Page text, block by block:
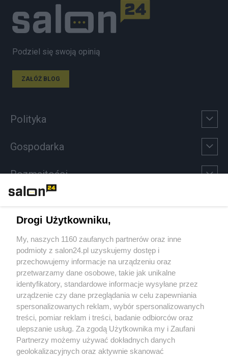
Podziel się swoją opinią
ZAŁÓŻ BLOG
Polityka
Gospodarka
Rozmaitości
Sport
Społeczeństwo
Kultura
X Facebook Instagram Youtube
Drogi Użytkowniku,
My, naszych 1160 zaufanych partnerów oraz inne
podmioty z salon24.pl uzyskujemy dostęp i
przechowujemy informacje na urządzeniu oraz
przetwarzamy dane osobowe, takie jak unikalne
identyfikatory, standardowe informacje wysyłane przez
urządzenie czy dane przeglądania w celu zapewniania
spersonalizowanych reklam, wybór spersonalizowanych
treści, pomiar reklam i treści, badanie odbiorców oraz
ulepszanie usług. Za zgodą Użytkownika my i Zaufani
Partnerzy możemy używać dokładnych danych
geolokalizacyjnych oraz aktywnie skanować